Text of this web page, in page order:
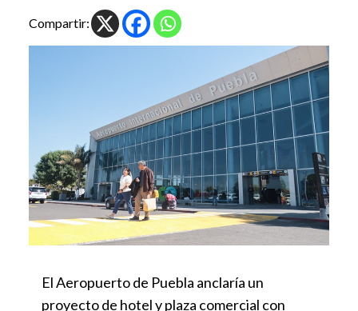
Compartir:
El Aeropuerto de Puebla anclaría un
proyecto de hotel y plaza comercial con